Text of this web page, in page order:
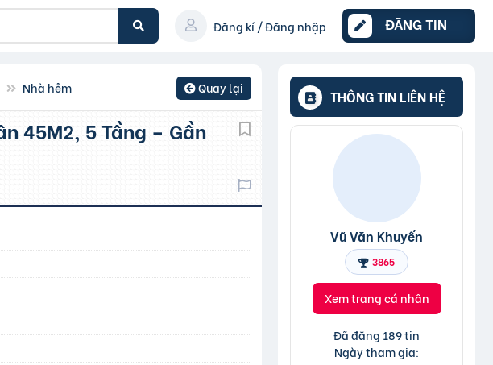
Đăng kí / Đăng nhập ĐĂNG TIN
Nhà hẻm Quay lại THÔNG TIN LIÊN HỆ
Vũ Văn Khuyến
3865
Xem trang cá nhân
Đã đăng 189 tin
Ngày tham gia: